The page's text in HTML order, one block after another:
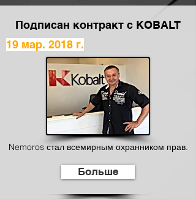
Подписан контракт с KOBALT
19 мар. 2018 г.
Nemoros стал всемирным охранником прав.
Больше